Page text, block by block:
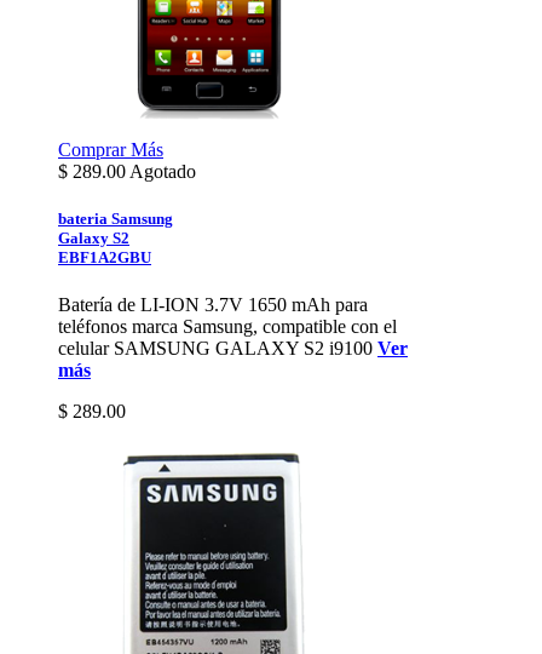
ComprarMás
$ 289.00 Agotado
bateria Samsung
Galaxy S2
EBF1A2GBU
Batería de LI-ION 3.7V 1650 mAh para
teléfonos marca Samsung, compatible con el
celular SAMSUNG GALAXY S2 i9100 Ver
más
$ 289.00